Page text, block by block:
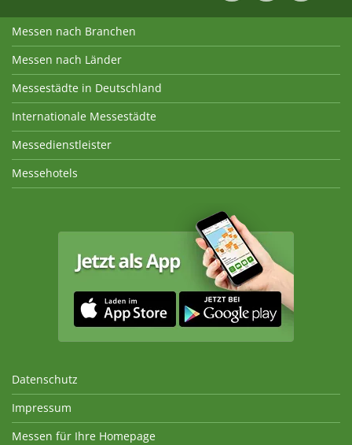
Messen nach Branchen
Messen nach Länder
Messestädte in Deutschland
Internationale Messestädte
Messedienstleister
Messehotels
Datenschutz
Impressum
Messen für Ihre Homepage